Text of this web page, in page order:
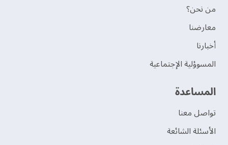
من نحن؟
‫معارضنا‬
‫أخبارنا‬
المسوؤلية الإجتماعية
‫المساعدة‬
تواصل معنا
الأسئلة الشائعة